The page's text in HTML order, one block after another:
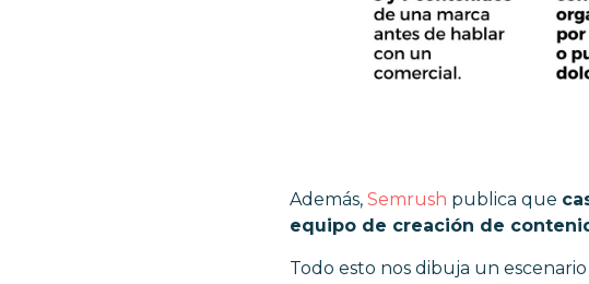
Además, Semrush publica que
equipo de creación de
Todo esto nos dibuja un